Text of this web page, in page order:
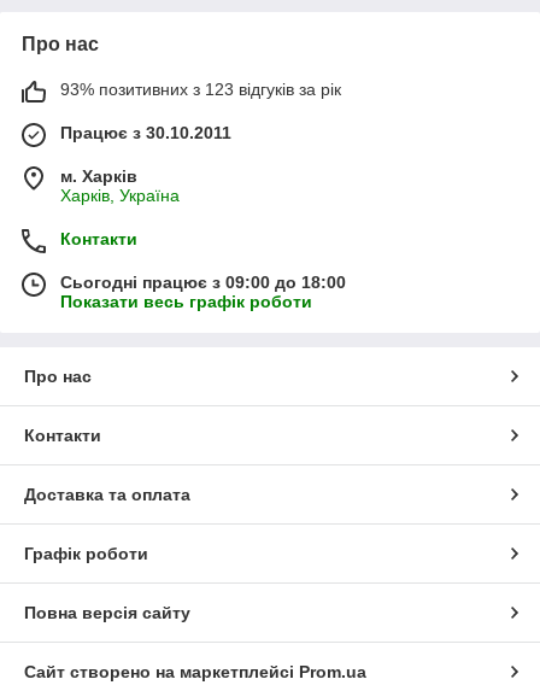
Про нас
93% позитивних з 123 відгуків за рік
Працює з 30.10.2011
м. Харків
Харків, Україна
Контакти
Сьогодні працює з 09:00 до 18:00
Показати весь графік роботи
Про нас
Контакти
Доставка та оплата
Графік роботи
Повна версія сайту
Сайт створено на маркетплейсі Prom.ua